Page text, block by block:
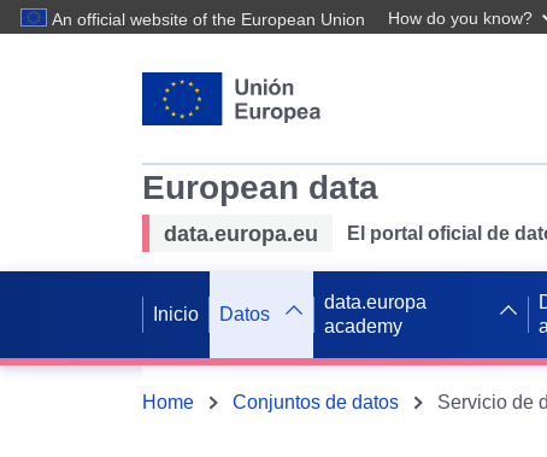
An official website of the European Union How do you know?
European data
data.europa.eu El portal oficial de
Inicio Datos
data.europa
academy
Home Conjuntos de datos